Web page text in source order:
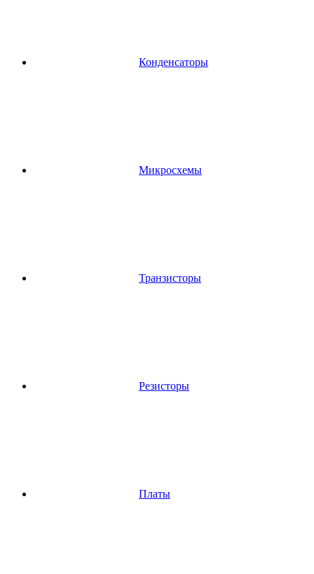
Конденсаторы
Микросхемы
Транзисторы
Резисторы
Платы